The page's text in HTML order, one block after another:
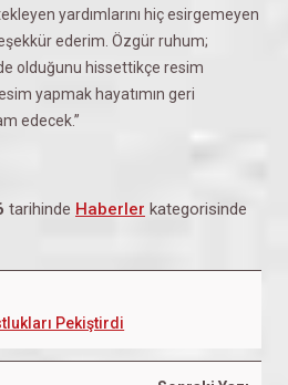
yardımlarını hiç esirgemeyen
ederim. Özgür ruhum;
olduğunu hissettikçe resim
yapmak hayatımın geri
edecek.”
tarihinde Haberler kategorisinde
Pekiştirdi